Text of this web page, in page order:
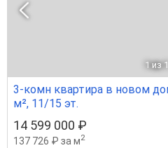
1 из 1
3-комн квартира в новом
м², 11/15 эт.
14 599 000 ₽
137 726 ₽ за м2